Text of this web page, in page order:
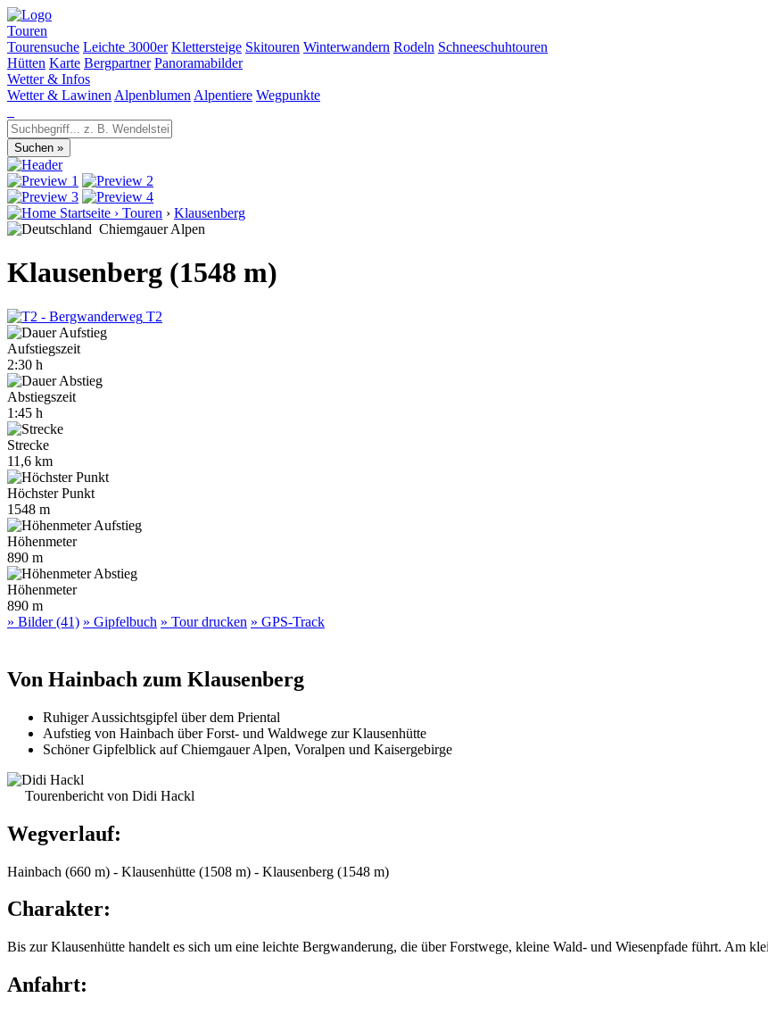
Touren
Tourensuche Leichte 3000er Klettersteige Skitouren Winterwandern Rodeln Schneeschuhtouren
Hütten Karte Bergpartner Panoramabilder
Wetter & Infos
Wetter & Lawinen Alpenblumen Alpentiere Wegpunkte
Startseite › Touren › Klausenberg
Chiemgauer Alpen
Klausenberg (1548 m)
T2
Aufstiegszeit
2:30 h
Abstiegszeit
1:45 h
Strecke
11,6 km
Höchster Punkt
1548 m
Höhenmeter
890 m
Höhenmeter
890 m
» Bilder (41) » Gipfelbuch » Tour drucken » GPS-Track
Von Hainbach zum Klausenberg
Ruhiger Aussichtsgipfel über dem Priental
Aufstieg von Hainbach über Forst- und Waldwege zur Klausenhütte
Schöner Gipfelblick auf Chiemgauer Alpen, Voralpen und Kaisergebirge
Tourenbericht von Didi Hackl
Wegverlauf:
Hainbach (660 m) - Klausenhütte (1508 m) - Klausenberg (1548 m)
Charakter:
Bis zur Klausenhütte handelt es sich um eine leichte Bergwanderung, die über Forstwege, kleine Wald- und Wiesenpfade führt. Am
Anfahrt: